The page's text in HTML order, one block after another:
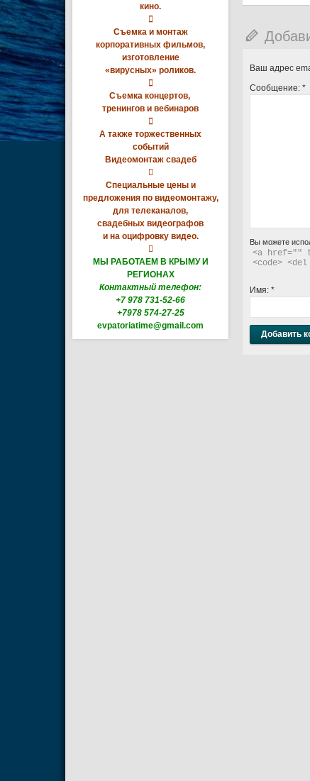
кино.

Съемка и монтаж
корпоративных фильмов,
изготовление
«вирусных» роликов.

Съемка концертов,
тренингов и вебинаров

А также торжественных
событий
Видеомонтаж свадеб

Специальные цены и
предложения по видеомонтажу,
для телеканалов,
свадебных видеографов
и на оцифровку видео.

МЫ РАБОТАЕМ В КРЫМУ И
РЕГИОНАХ
Контактный телефон:
+7 978 731-52-66
+7978 574-27-25
evpatoriatime@gmail.com
Ваш адрес
Сообщение: *
Вы можете
<a href=""
<code>
Имя: *